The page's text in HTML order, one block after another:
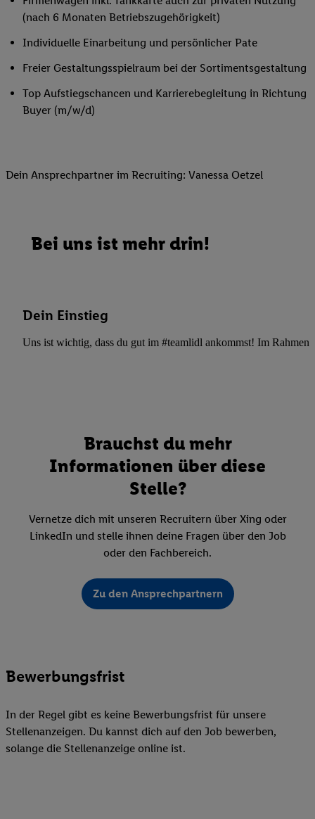
(nach 6 Monaten Betriebszugehörigkeit)
Individuelle Einarbeitung und persönlicher Pate
Freier Gestaltungsspielraum bei der Sortimentsgestaltung
Top Aufstiegschancen und Karrierebegleitung in Richtung
Buyer (m/w/d)
Dein Ansprechpartner im Recruiting: Vanessa Oetzel
Bei uns ist mehr drin!
Dein Einstieg
Uns ist wichtig, dass du gut im #teamlidl ankommst! Im Rahmen
Brauchst du mehr
Informationen über diese
Stelle?
Vernetze dich mit unseren Recruitern über Xing oder
LinkedIn und stelle ihnen deine Fragen über den Job
oder den Fachbereich.
Zu den Ansprechpartnern
Bewerbungsfrist
In der Regel gibt es keine Bewerbungsfrist für unsere
Stellenanzeigen. Du kannst dich auf den Job bewerben,
solange die Stellenanzeige online ist.